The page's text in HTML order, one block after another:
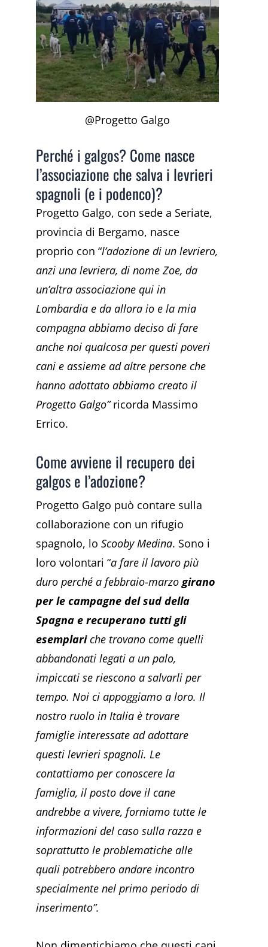
@Progetto Galgo
Perché i galgos? Come nasce
l’associazione che salva i levrieri
spagnoli (e i podenco)?
Progetto Galgo, con sede a Seriate,
provincia di Bergamo, nasce
proprio con “l’adozione di un levriero,
anzi una levriera, di nome Zoe, da
un’altra associazione qui in
Lombardia e da allora io e la mia
compagna abbiamo deciso di fare
anche noi qualcosa per questi poveri
cani e assieme ad altre persone che
hanno adottato abbiamo creato il
Progetto Galgo”ricorda Massimo
Errico.
Come avviene il recupero dei
galgos e l’adozione?
Progetto Galgo può contare sulla
collaborazione con un rifugio
spagnolo, lo Scooby Medina. Sono i
loro volontari “a fare il lavoro più
duro perché a febbraio-marzo girano
per le campagne del sud della
Spagna e recuperano tutti gli
esemplariche trovano come quelli
abbandonati legati a un palo,
impiccati se riescono a salvarli per
tempo. Noi ci appoggiamo a loro. Il
nostro ruolo in Italia è trovare
famiglie interessate ad adottare
questi levrieri spagnoli. Le
contattiamo per conoscere la
famiglia, il posto dove il cane
andrebbe a vivere, forniamo tutte le
informazioni del caso sulla razza e
soprattutto le problematiche alle
quali potrebbero andare incontro
specialmente nel primo periodo di
inserimento”.